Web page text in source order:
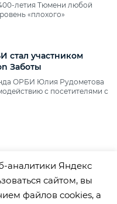
Тюмени любой
«плохого»
стал участником
Заботы
ОРБИ Юлия Рудометова
с посетителями с
аналитики Яндекс
сайтом, вы
файлов cookies, а